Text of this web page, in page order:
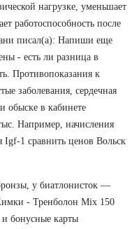
нагрузке, уменьшает
работоспособность после
писал(а): Напиши еще
- есть ли разница в
Противопоказания к
заболевания, сердечная
обыске в кабинете
Например, начисления
Igf-1 сравнить ценов Вольск
у биатлонисток —
- Тренболон Mix 150
бонусные карты